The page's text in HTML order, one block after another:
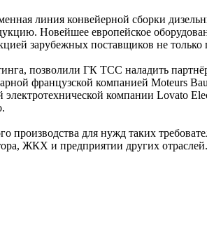
линия конвейерной сборки
Новейшее европейское
зарубежных поставщиков не
позволили ГК ТСС наладить
французской компанией Moteurs
компании Lovato
производства для нужд таких
ЖКХ и предприятии других